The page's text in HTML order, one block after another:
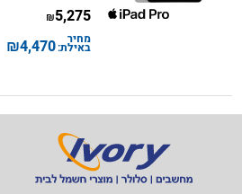
5,275
₪
מחיר
באילת:4,470
₪